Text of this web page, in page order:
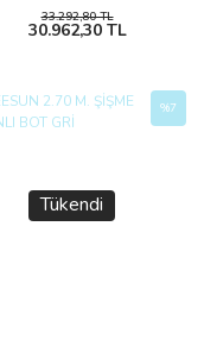
33.292,80 TL
30.962,30 TL
Tükendi
%7